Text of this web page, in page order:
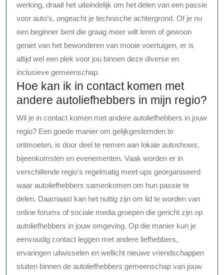
werking, draait het uiteindelijk om het delen van een passie
voor auto’s, ongeacht je technische achtergrond. Of je nu
een beginner bent die graag meer wilt leren of gewoon
geniet van het bewonderen van mooie voertuigen, er is
altijd wel een plek voor jou binnen deze diverse en
inclusieve gemeenschap.
Hoe kan ik in contact komen met
andere autoliefhebbers in mijn regio?
Wil je in contact komen met andere autoliefhebbers in jouw
regio? Een goede manier om gelijkgestemden te
ontmoeten, is door deel te nemen aan lokale autoshows,
bijeenkomsten en evenementen. Vaak worden er in
verschillende regio’s regelmatig meet-ups georganiseerd
waar autoliefhebbers samenkomen om hun passie te
delen. Daarnaast kan het nuttig zijn om lid te worden van
online forums of sociale media groepen die gericht zijn op
autoliefhebbers in jouw omgeving. Op die manier kun je
eenvoudig contact leggen met andere liefhebbers,
ervaringen uitwisselen en wellicht nieuwe vriendschappen
sluiten binnen de autoliefhebbers gemeenschap van jouw